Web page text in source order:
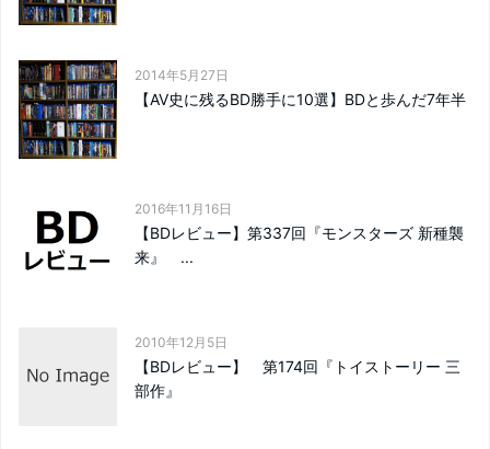
2014年5月27日
【AV史に残るBD勝手に10選】BDと歩んだ7年半
2016年11月16日
【BDレビュー】第337回『モンスターズ 新種襲
来』 ...
2010年12月5日
【BDレビュー】 第174回『トイストーリー 三
部作』